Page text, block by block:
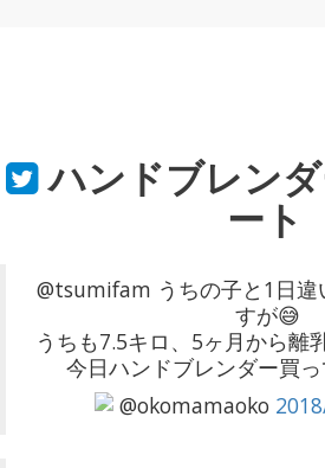
ハンドブレン
ート
@tsumifam うちの子と1日違
すが😅
うちも7.5キロ、5ヶ月から離
今日ハンドブレンダー買
@okomamaoko